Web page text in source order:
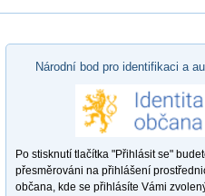
Národní bod pro identifikaci a
Po stisknutí tlačítka "Přihlásit se"
přesměrováni na přihlášení
občana, kde se přihlásíte Vámi